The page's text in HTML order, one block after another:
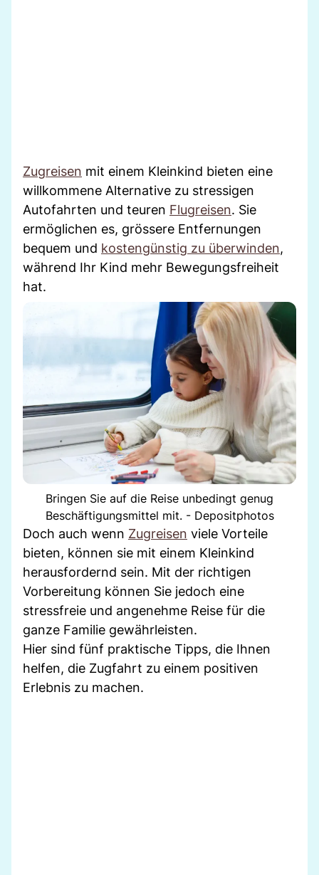
Zugreisen mit einem Kleinkind bieten eine
willkommene Alternative zu stressigen
Autofahrten und teuren Flugreisen. Sie
ermöglichen es, grössere Entfernungen
bequem und kostengünstig zu überwinden,
während Ihr Kind mehr Bewegungsfreiheit
hat.
Bringen Sie auf die Reise unbedingt genug
Beschäftigungsmittel mit. - Depositphotos
Doch auch wenn Zugreisen viele Vorteile
bieten, können sie mit einem Kleinkind
herausfordernd sein. Mit der richtigen
Vorbereitung können Sie jedoch eine
stressfreie und angenehme Reise für die
ganze Familie gewährleisten.
Hier sind fünf praktische Tipps, die Ihnen
helfen, die Zugfahrt zu einem positiven
Erlebnis zu machen.